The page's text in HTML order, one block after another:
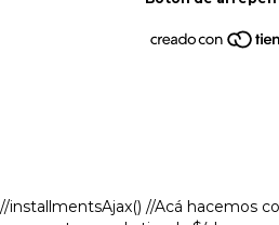
//installmentsAjax() //Acá hacemos